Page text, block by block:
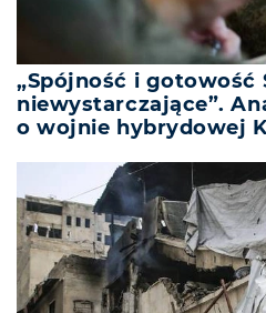
„Spójność i gotowość
niewystarczające”.
o wojnie hybrydowej